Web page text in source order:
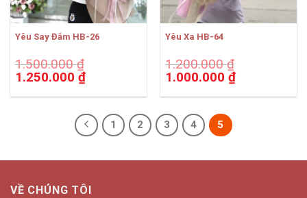
Yêu Say Đắm HB-26
1.500.000₫
Giá
gốc
1.500.000 ₫.
1.250.000 ₫Giá
hiện
là:
Yêu Xa HB-64
1.200.000₫
Giá
gốc
1.200.000 ₫.
1.000.000 ₫Giá
hiện
là:
1 2 3 4 5
VỀ CHÚNG TÔI